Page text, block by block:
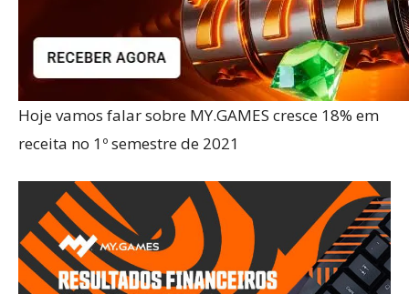
Hoje vamos falar sobre MY.GAMES cresce 18% em
receita no 1º semestre de 2021